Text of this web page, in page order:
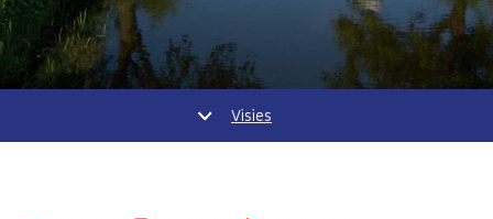
Visies